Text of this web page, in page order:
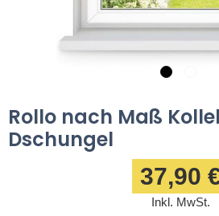
Rollo nach Maß
Dschungel
37,90
Inkl. MwSt.